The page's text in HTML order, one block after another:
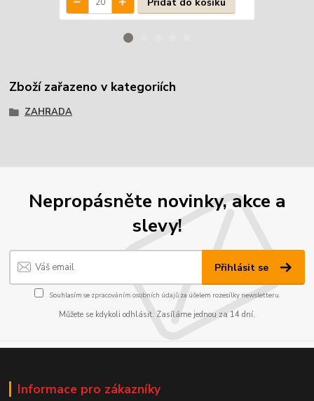
Zboží zařazeno v kategoriích
ZAHRADA
Nepropásněte novinky, akce a
slevy!
Přihlásit se
Souhlasím se zpracováním osobních údajůza účelem rozesílky newsletteru.
Můžete se kdykoli odhlásit. Zasíláme jednou za 14 dní.
Informace pro zákazníky